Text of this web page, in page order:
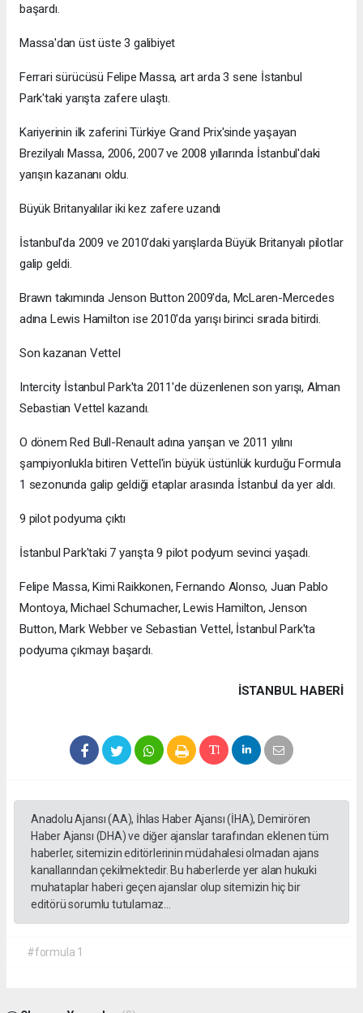
başardı.
Massa'dan üst üste 3 galibiyet
Ferrari sürücüsü Felipe Massa, art arda 3 sene İstanbul
Park'taki yarışta zafere ulaştı.
Kariyerinin ilk zaferini Türkiye Grand Prix'sinde yaşayan
Brezilyalı Massa, 2006, 2007 ve 2008 yıllarında İstanbul'daki
yarışın kazananı oldu.
Büyük Britanyalılar iki kez zafere uzandı
İstanbul'da 2009 ve 2010'daki yarışlarda Büyük Britanyalı pilotlar
galip geldi.
Brawn takımında Jenson Button 2009'da, McLaren-Mercedes
adına Lewis Hamilton ise 2010'da yarışı birinci sırada bitirdi.
Son kazanan Vettel
Intercity İstanbul Park'ta 2011'de düzenlenen son yarışı, Alman
Sebastian Vettel kazandı.
O dönem Red Bull-Renault adına yarışan ve 2011 yılını
şampiyonlukla bitiren Vettel'in büyük üstünlük kurduğu Formula
1 sezonunda galip geldiği etaplar arasında İstanbul da yer aldı.
9 pilot podyuma çıktı
İstanbul Park'taki 7 yarışta 9 pilot podyum sevinci yaşadı.
Felipe Massa, Kimi Raikkonen, Fernando Alonso, Juan Pablo
Montoya, Michael Schumacher, Lewis Hamilton, Jenson
Button, Mark Webber ve Sebastian Vettel, İstanbul Park'ta
podyuma çıkmayı başardı.
İSTANBUL HABERİ
Anadolu Ajansı (AA), İhlas Haber Ajansı (İHA), Demirören
Haber Ajansı (DHA) ve diğer ajanslar tarafından eklenen tüm
haberler, sitemizin editörlerinin müdahalesi olmadan ajans
kanallarından çekilmektedir. Bu haberlerde yer alan hukuki
muhataplar haberi geçen ajanslar olup sitemizin hiç bir
editörü sorumlu tutulamaz...
#formula 1